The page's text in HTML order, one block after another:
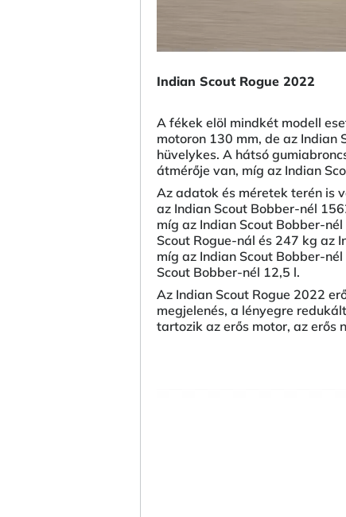
Indian Scout Rogue 2022
A fékek elöl mindkét modell
motoron 130 mm, de az Indian
hüvelykes. A hátsó
átmérője van, míg az Indian
Az adatok és méretek terén is
az Indian Scout Bobber-nél
míg az Indian Scout Bobber-
Scout Rogue-nál és 247 kg az
míg az Indian Scout Bobber-
Scout Bobber-nél 12,5 l.
Az Indian Scout Rogue 2022
megjelenés, a lényegre
tartozik az erős motor, az erős